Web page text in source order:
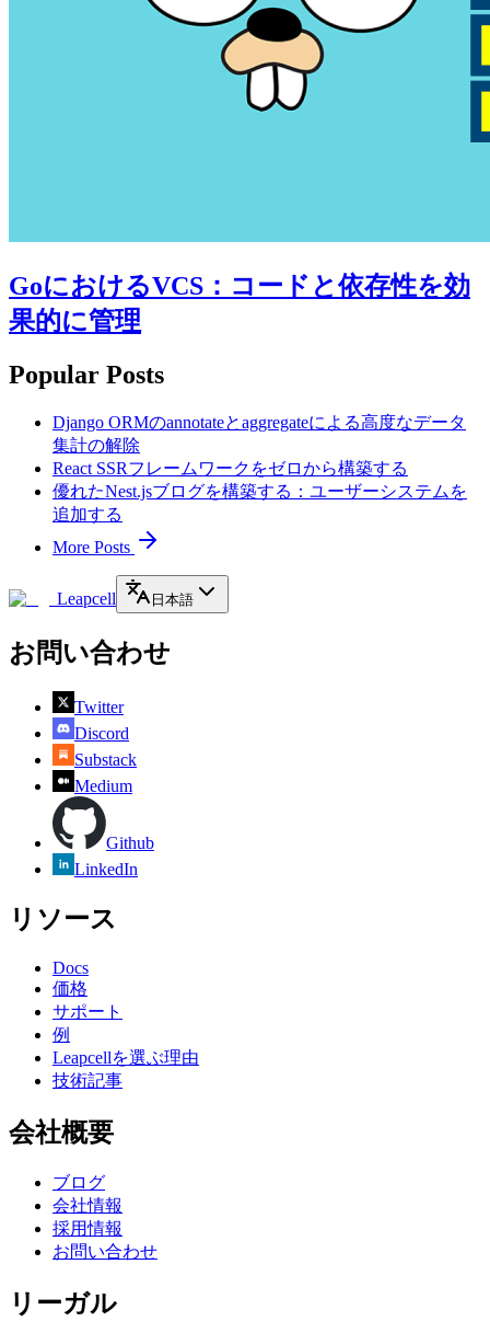
GoにおけるVCS：コードと依存性を効
果的に管理
Popular Posts
Django ORMのannotateとaggregateによる高度なデータ
集計の解除
React SSRフレームワークをゼロから構築する
優れたNest.jsブログを構築する：ユーザーシステムを
追加する
More Posts
Leapcell 日本語
お問い合わせ
Twitter
Discord
Substack
Medium
Github
LinkedIn
リソース
Docs
価格
サポート
例
Leapcellを選ぶ理由
技術記事
会社概要
ブログ
会社情報
採用情報
お問い合わせ
リーガル